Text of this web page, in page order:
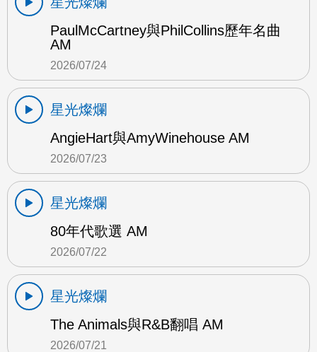
PaulMcCartney與PhilCollins歷年名曲
AM
2026/07/24
星光燦爛
AngieHart與AmyWinehouse AM
2026/07/23
星光燦爛
80年代歌選 AM
2026/07/22
星光燦爛
The Animals與R&B翻唱 AM
2026/07/21